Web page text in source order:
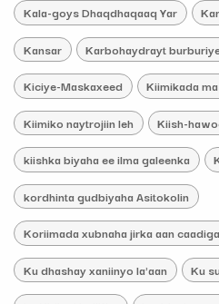
Kala-goys Dhaqdhaqaaq Yar
Kansar Karbohaydrayt
Kiciye-Maskaxeed Kiimikada
Kiimiko naytrojiin leh Kiish-
kiishka biyaha ee ilma galeenka
kordhinta gudbiyaha Asitokolin
Koriimada xubnaha jirka aan
Ku dhashay xaniinyo la'aan Ku